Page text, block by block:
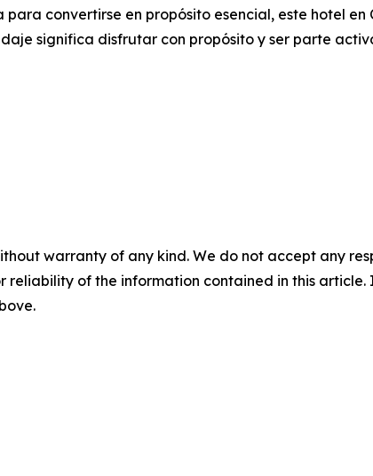
convertirse en propósito esencial, este hotel
significa disfrutar con propósito y ser parte
warranty of any kind. We do not accept any
reliability of the information contained in this